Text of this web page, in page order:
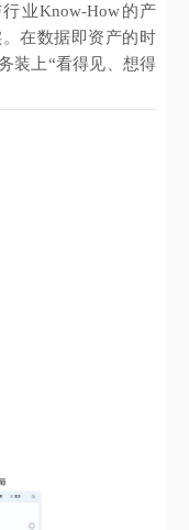
业Know-How的产
在数据即资产的时
装上“看得见、想得